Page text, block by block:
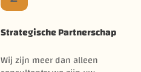
Strategische Partnerschap
Wij zijn meer dan alleen